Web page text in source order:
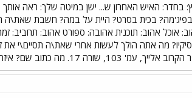
בחדר: האיש האחרון ש... ישן במיטה שלך: ראה
בכית בסרט? היית על במה? חשבת שאת\ה
אוכל אהוב: תוכנית אהובה: ספורט אהוב:
מה אתה הולך לעשות אחרי שאת\ה תסיים\י את
רינגטון יש לך בפלאפון?